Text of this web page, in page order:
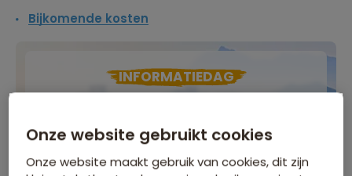
Bijkomende kosten
INFORMATIEDAG
Meer informatie
Meld je gratis aan!
Onze website gebruikt cookies
Onze website maakt gebruik van cookies, dit zijn